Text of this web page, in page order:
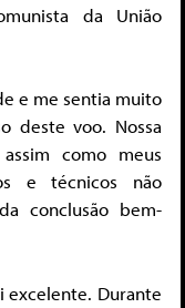
da União
e me sentia muito
deste voo. Nossa
como meus
e técnicos não
conclusão bem-
excelente. Durante